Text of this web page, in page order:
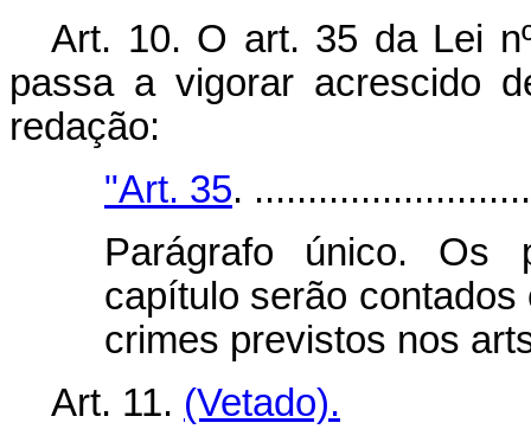
Art. 10. O art. 35 da Lei
passa a vigorar acrescido
redação:
"Art. 35.
Parágrafo único. Os
capítulo serão
crimes previstos nos
Art. 11. (Vetado).